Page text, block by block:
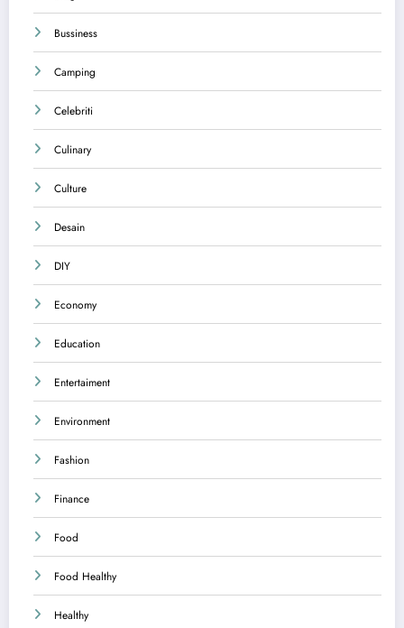
Bussiness
Camping
Celebriti
Culinary
Culture
Desain
DIY
Economy
Education
Entertaiment
Environment
Fashion
Finance
Food
Food Healthy
Healthy